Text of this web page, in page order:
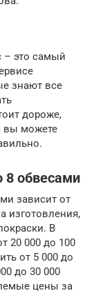
– это самый
знают все
дороже,
вы можете
8 обвесами
зависит от
изготовления,
В
20 000 до 100
от 5 000 до
до 30 000
цены за